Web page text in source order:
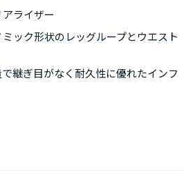
ライザー
ック形状のレッグループとウエスト
継ぎ目がなく耐久性に優れたインフ